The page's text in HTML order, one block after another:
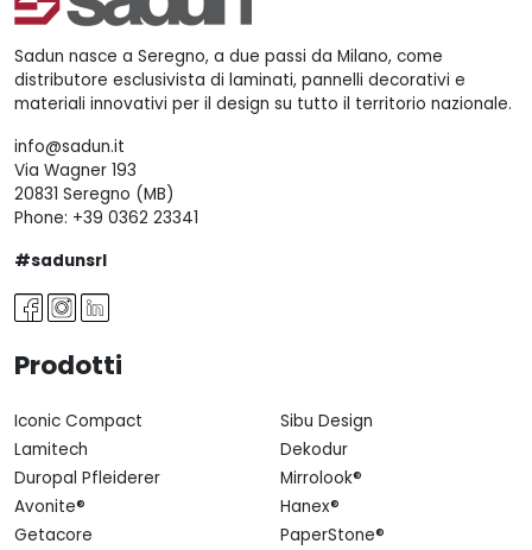
Sadun nasce a Seregno, a due passi da Milano, come
distributore esclusivista di laminati, pannelli decorativi e
materiali innovativi per il design su tutto il territorio nazionale.
info@sadun.it
Via Wagner 193
20831 Seregno (MB)
Phone: +39 0362 23341
#sadunsrl
Prodotti
Iconic Compact
Sibu Design
Lamitech
Dekodur
Duropal Pfleiderer
Mirrolook®
Avonite®
Hanex®
Getacore
PaperStone®